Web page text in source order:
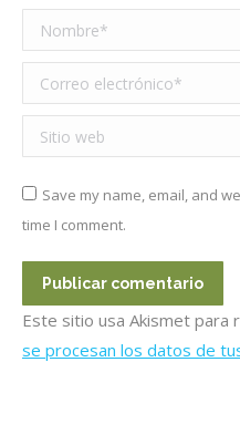
Nombre *
Correo electrónico *
Sitio web
Save my name, email, and
time I comment.
Publicar comentario
Este sitio usa Akismet para
se procesan los datos de